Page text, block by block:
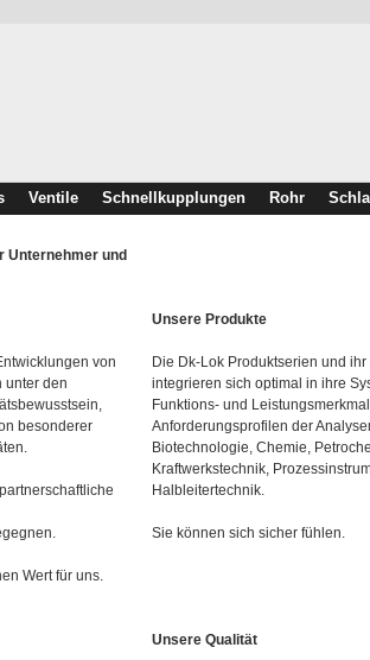
Ventile Schnellkupplungen Rohr
Unternehmer und
von
unter den
besonderer
Wert für uns.
Unsere Produkte
Die Dk-Lok Produktserien und
integrieren sich optimal in ihre
Funktions- und
Anforderungsprofilen der
Biotechnologie, Chemie,
Kraftwerkstechnik,
Halbleitertechnik.
Sie können sich sicher fühlen.
Unsere Qualität